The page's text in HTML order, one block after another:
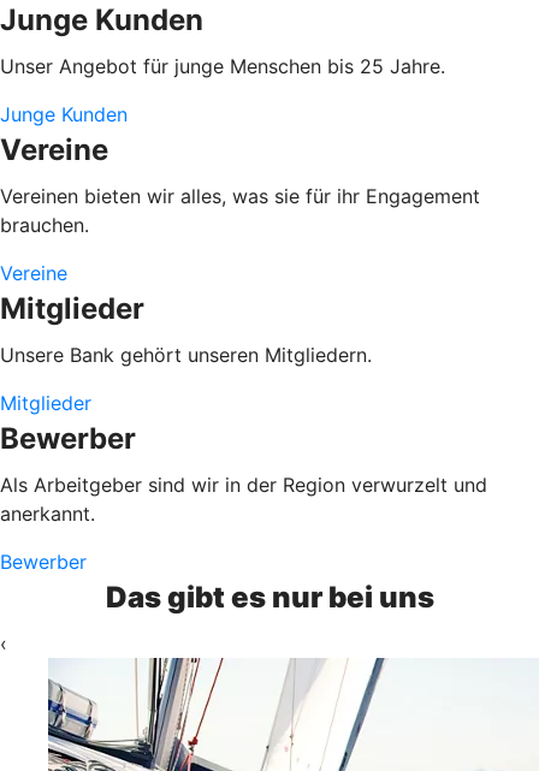
Junge Kunden
Unser Angebot für junge Menschen bis 25 Jahre.
Junge Kunden
Vereine
Vereinen bieten wir alles, was sie für ihr Engagement
brauchen.
Vereine
Mitglieder
Unsere Bank gehört unseren Mitgliedern.
Mitglieder
Bewerber
Als Arbeitgeber sind wir in der Region verwurzelt und
anerkannt.
Bewerber
Das gibt es nur bei uns
‹